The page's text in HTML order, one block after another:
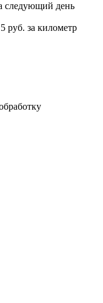
следующий день
руб. за километр